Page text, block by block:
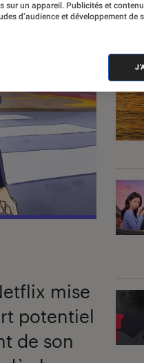
mise
potentiel
de son
sur un appareil. Publicités et
d’audience et développement de